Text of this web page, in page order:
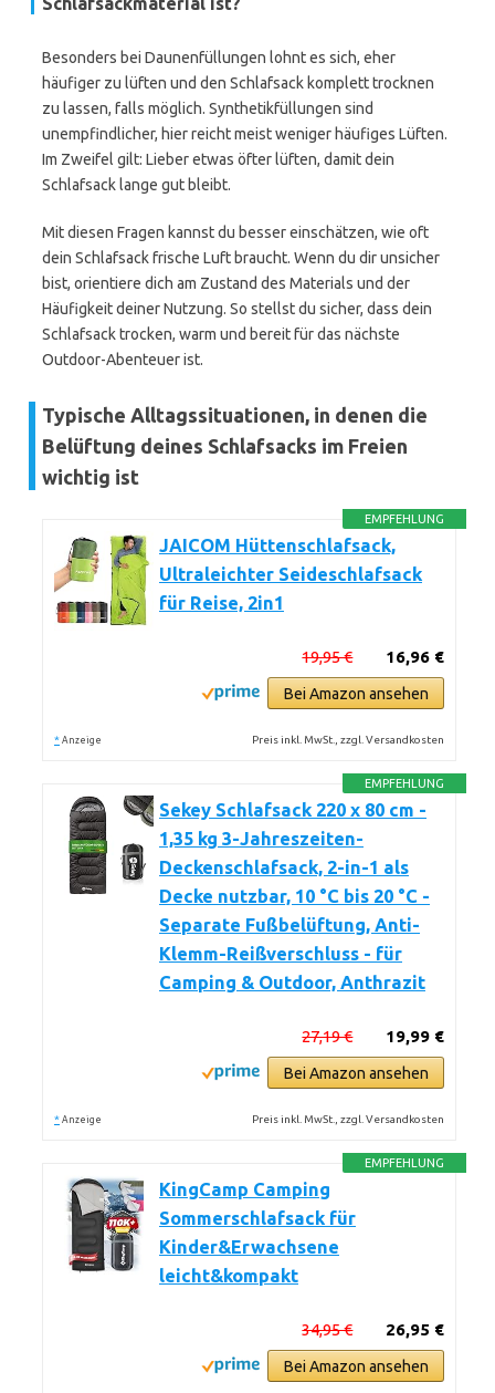
Besonders bei Daunenfüllungen lohnt es sich, eher
häufiger zu lüften und den Schlafsack komplett trocknen
zu lassen, falls möglich. Synthetikfüllungen sind
unempfindlicher, hier reicht meist weniger häufiges Lüften.
Im Zweifel gilt: Lieber etwas öfter lüften, damit dein
Schlafsack lange gut bleibt.
Mit diesen Fragen kannst du besser einschätzen, wie oft
dein Schlafsack frische Luft braucht. Wenn du dir unsicher
bist, orientiere dich am Zustand des Materials und der
Häufigkeit deiner Nutzung. So stellst du sicher, dass dein
Schlafsack trocken, warm und bereit für das nächste
Outdoor-Abenteuer ist.
Typische Alltagssituationen, in denen die
Belüftung deines Schlafsacks im Freien
wichtig ist
EMPFEHLUNG
JAICOM Hüttenschlafsack,
Ultraleichter Seideschlafsack
für Reise, 2in1
16,96 €
19,95 €
Bei Amazon ansehen
* Anzeige Preis inkl. MwSt., zzgl. Versandkosten
EMPFEHLUNG
Sekey Schlafsack 220 x 80 cm -
1,35 kg 3-Jahreszeiten-
Deckenschlafsack, 2-in-1 als
Decke nutzbar, 10 °C bis 20 °C -
Separate Fußbelüftung, Anti-
Klemm-Reißverschluss - für
Camping & Outdoor, Anthrazit
19,99 €
27,19 €
Bei Amazon ansehen
* Anzeige Preis inkl. MwSt., zzgl. Versandkosten
EMPFEHLUNG
KingCamp Camping
Sommerschlafsack für
Kinder&Erwachsene
leicht&kompakt
26,95 €
34,95 €
Bei Amazon ansehen